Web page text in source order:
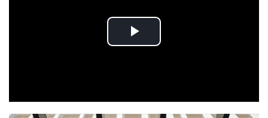
Play